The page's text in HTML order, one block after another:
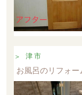
津市
お風呂のリフォー